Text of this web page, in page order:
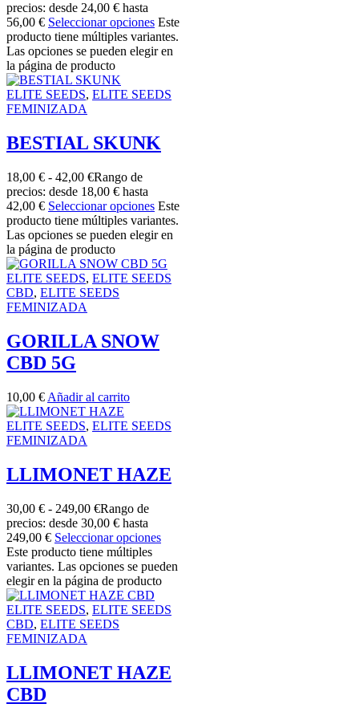
precios: desde 24,00 € hasta
56,00 € Seleccionar opciones Este
producto tiene múltiples variantes.
Las opciones se pueden elegir en
la página de producto
ELITE SEEDS, ELITE SEEDS
FEMINIZADA
BESTIAL SKUNK
18,00 € - 42,00 €Rango de
precios: desde 18,00 € hasta
42,00 € Seleccionar opciones Este
producto tiene múltiples variantes.
Las opciones se pueden elegir en
la página de producto
ELITE SEEDS, ELITE SEEDS
CBD, ELITE SEEDS
FEMINIZADA
GORILLA SNOW
CBD 5G
10,00 € Añadir al carrito
ELITE SEEDS, ELITE SEEDS
FEMINIZADA
LLIMONET HAZE
30,00 € - 249,00 €Rango de
precios: desde 30,00 € hasta
249,00 € Seleccionar opciones
Este producto tiene múltiples
variantes. Las opciones se pueden
elegir en la página de producto
ELITE SEEDS, ELITE SEEDS
CBD, ELITE SEEDS
FEMINIZADA
LLIMONET HAZE
CBD